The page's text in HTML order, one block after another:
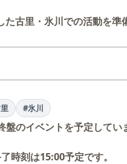
古里・氷川での活動を準
#氷川
のイベントを予定してい
時刻は15:00予定です。